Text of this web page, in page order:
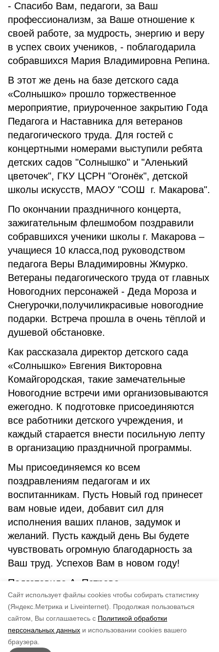
Cайт использует файлы cookies чтобы собирать статистику
(Яндекс.Метрика и Liveinternet).
Продолжая пользоваться
сайтом, Вы соглашаетесь с Политикой обработки
персональных данных и использовании cookies вашего
браузера.
- Спасибо Вам, педагоги, за Ваш
профессионализм, за Ваше отношение к
своей работе, за мудрость, энергию и веру
в успех своих учеников, - поблагодарила
собравшихся Мария Владимировна Репина.
В этот же день на базе детского сада
«Солнышко» прошло торжественное
мероприятие, приуроченное закрытию Года
Педагога и Наставника для ветеранов
педагогического труда. Для гостей с
концертными номерами выступили ребята
детских садов "Солнышко" и "Аленький
цветочек", ГКУ ЦСРН "Огонёк", детской
школы искусств, МАОУ "СОШ г. Макарова".
По окончании праздничного концерта,
зажигательным флешмобом поздравили
собравшихся ученики школы г. Макарова –
учащиеся 10 класса,под руководством
педагога Веры Владимировны Жмурко.
Ветераны педагогического труда от главных
Новогодних персонажей - Деда Мороза и
Снегурочки,получиликрасивые новогодние
подарки. Встреча прошла в очень тёплой и
душевой обстановке.
Как рассказала директор детского сада
«Солнышко» Евгения Викторовна
Комайгородская, такие замечательные
Новогодние встречи ими организовываются
ежегодно. К подготовке присоединяются
все работники детского учреждения, и
каждый старается внести посильную лепту
в организацию праздничной программы.
Мы присоединяемся ко всем
поздравлениям педагогам и их
воспитанникам. Пусть Новый год принесет
вам новые идеи, добавит сил для
исполнения ваших планов, задумок и
желаний. Пусть каждый день Вы будете
чувствовать огромную благодарность за
Ваш труд. Успехов Вам в новом году!
Подготовила А. Петрова.
по оценке
5